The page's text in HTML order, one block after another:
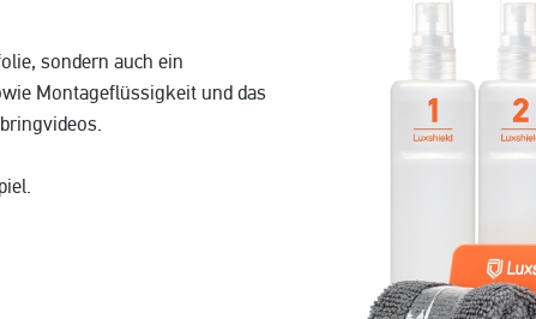
sondern auch ein
Montageflüssigkeit und das